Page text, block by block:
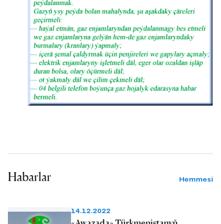
Habarlar Hemmesi
14.12.2022